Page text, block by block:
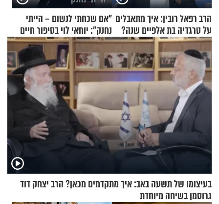
הרב רפאל רובין: איך מתאבלים
על טרגדיה בת אלפיים שנה?
"אם שכחתי לנשום – הייתי
נחנק": יוחאי לוי בסיפור חיים
מעורר השראה
בעיצומו של תשעה באב: איך מתקדמים מכאן? הרב יצחק דוד
גרוסמן בשיחה מיוחדת